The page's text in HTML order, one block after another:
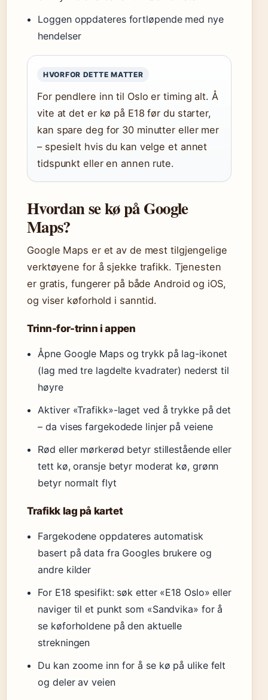
Loggen oppdateres fortløpende med nye
hendelser
HVORFOR DETTE MATTER
For pendlere inn til Oslo er timing alt. Å
vite at det er kø på E18 før du starter,
kan spare deg for 30 minutter eller mer
– spesielt hvis du kan velge et annet
tidspunkt eller en annen rute.
Hvordan se kø på Google
Maps?
Google Maps er et av de mest tilgjengelige
verktøyene for å sjekke trafikk. Tjenesten
er gratis, fungerer på både Android og iOS,
og viser køforhold i sanntid.
Trinn-for-trinn i appen
Åpne Google Maps og trykk på lag-ikonet
(lag med tre lagdelte kvadrater) nederst til
høyre
Aktiver «Trafikk»-laget ved å trykke på det
– da vises fargekodede linjer på veiene
Rød eller mørkerød betyr stillestående eller
tett kø, oransje betyr moderat kø, grønn
betyr normalt flyt
Trafikk lag på kartet
Fargekodene oppdateres automatisk
basert på data fra Googles brukere og
andre kilder
For E18 spesifikt: søk etter «E18 Oslo» eller
naviger til et punkt som «Sandvika» for å
se køforholdene på den aktuelle
strekningen
Du kan zoome inn for å se kø på ulike felt
og deler av veien